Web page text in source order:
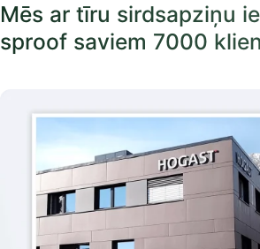
Mēs ar tīru sirdsapziņu
sproof saviem 7000